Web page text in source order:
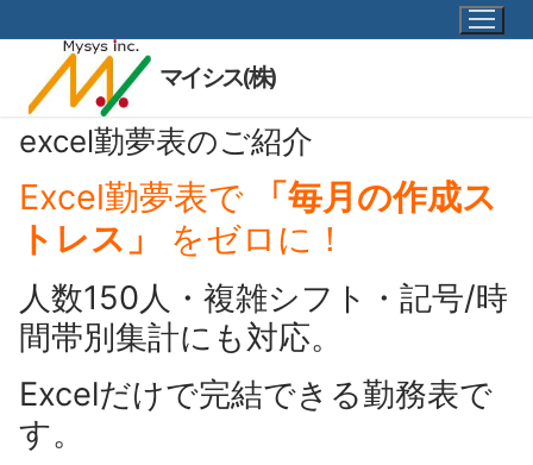
ン
マイシス(株)
excel勤夢表のご紹介
Excel勤夢表で
「毎月の作成ス
トレス」
をゼロに！
人数150人・複雑シフト・記号/時
間帯別集計にも対応。
Excelだけで完結できる勤務表で
す。